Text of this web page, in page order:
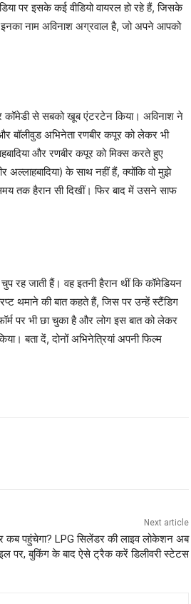
पर इसके कई वीडियो वायरल हो रहे हैं, जिसके
नाम अविनाश अग्रवाल है, जो अपने आपको
से सबको खूब एंटरटेन किया। अविनाश ने
बॉलीवुड अभिनेता रणबीर कपूर को लेकर भी
और रणबीर कपूर को मिक्स करते हुए
के साथ नहीं हैं, क्योंकि वो मुझे
तक हैरान सी दिखीं। फिर बाद में उसने साफ
जाती हैं। वह इतनी हैरान थीं कि कॉमेडियन
थमाने की बात कहते हैं, जिस पर उन्हें स्टैंडिग
पर भी छा चुका है और लोग इस बात को लेकर
बता दें, दोनों अभिनेत्रियां अपनी फिल्म
Next article
कब पहुंचेगा? LPG सिलेंडर की लाइव लोकेशन अब
पर, बुकिंग के बाद ऐसे ट्रैक करें डिलीवरी स्टेटस